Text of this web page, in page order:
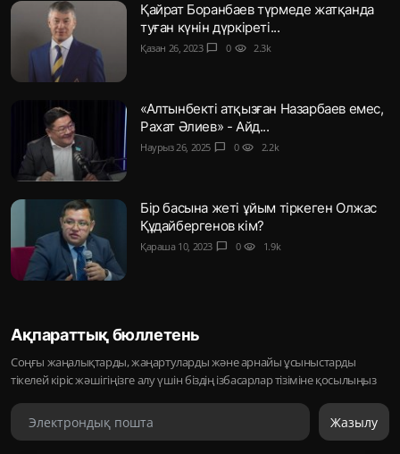
Қайрат Боранбаев түрмеде жатқанда
туған күнін дүркіреті...
Қазан 26, 2023 chat_bubble 0 visibility 2.3k
«Алтынбекті атқызған Назарбаев емес,
Рахат Әлиев» - Айд...
Наурыз 26, 2025 chat_bubble 0 visibility 2.2k
Бір басына жеті ұйым тіркеген Олжас
Құдайбергенов кім?
Қараша 10, 2023 chat_bubble 0 visibility 1.9k
Ақпараттық бюллетень
Соңғы жаңалықтарды, жаңартуларды және арнайы ұсыныстарды
тікелей кіріс жәшігіңізге алу үшін біздің ізбасарлар тізіміне қосылыңыз
Жазылу